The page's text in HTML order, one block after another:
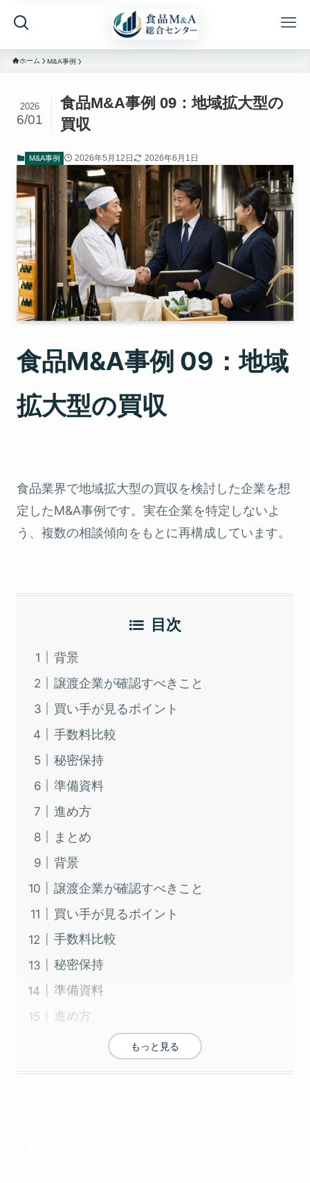
ホーム M&A事例
食品M&A事例 09：地域拡大型の
買収
2026
6/01
M&A事例 2026年5月12日 2026年6月1日
食品M&A事例 09：地域
拡大型の買収
食品業界で地域拡大型の買収を検討した企業を想
定したM&A事例です。実在企業を特定しないよ
う、複数の相談傾向をもとに再構成しています。
目次
背景
譲渡企業が確認すべきこと
買い手が見るポイント
手数料比較
秘密保持
準備資料
進め方
まとめ
背景
譲渡企業が確認すべきこと
買い手が見るポイント
手数料比較
秘密保持
準備資料
進め方
もっと見る